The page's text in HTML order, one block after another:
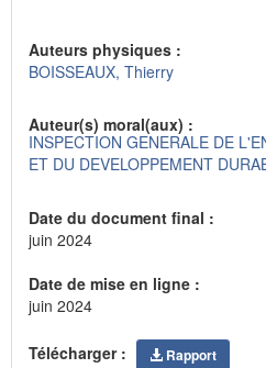
Auteurs physiques :
BOISSEAUX, Thierry
Auteur(s) moral(aux) :
INSPECTION GENERALE DE
ET DU DEVELOPPEMENT
Date du document final :
juin 2024
Date de mise en ligne :
juin 2024
Télécharger : Rapport